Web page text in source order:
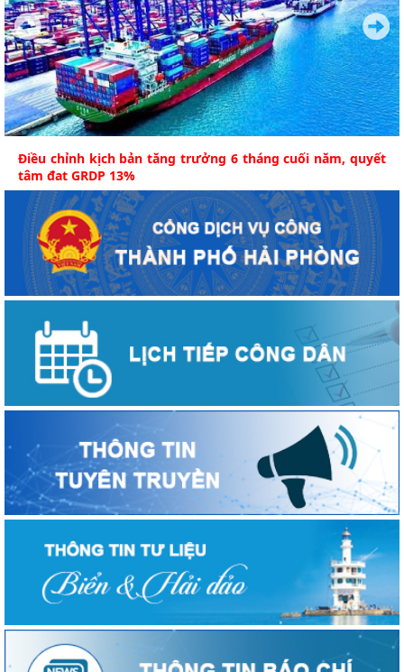
Điều chỉnh kịch bản tăng trưởng 6 tháng cuối năm, quyết
tâm đạt GRDP 13%